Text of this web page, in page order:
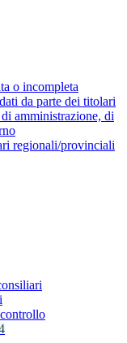
o incompleta
da parte dei titolari
amministrazione, di
regionali/provinciali